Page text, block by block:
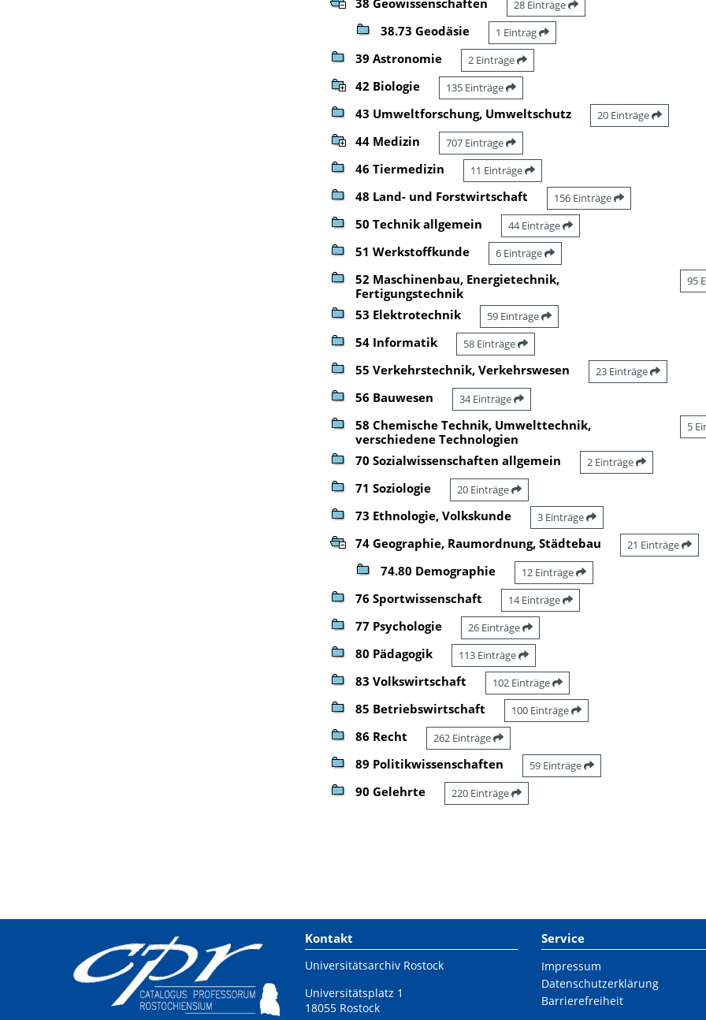
38 Geowissenschaften 28 Einträge
38.73 Geodäsie 1 Eintrag
39 Astronomie 2 Einträge
42 Biologie 135 Einträge
43 Umweltforschung, Umweltschutz 20 Einträge
44 Medizin 707 Einträge
46 Tiermedizin 11 Einträge
48 Land- und Forstwirtschaft 156 Einträge
50 Technik allgemein 44 Einträge
51 Werkstoffkunde 6 Einträge
52 Maschinenbau, Energietechnik,
Fertigungstechnik
95
53 Elektrotechnik 59 Einträge
54 Informatik 58 Einträge
55 Verkehrstechnik, Verkehrswesen 23 Einträge
56 Bauwesen 34 Einträge
58 Chemische Technik, Umwelttechnik,
verschiedene Technologien
5
70 Sozialwissenschaften allgemein 2 Einträge
71 Soziologie 20 Einträge
73 Ethnologie, Volkskunde 3 Einträge
74 Geographie, Raumordnung, Städtebau 21 Einträge
74.80 Demographie 12 Einträge
76 Sportwissenschaft 14 Einträge
77 Psychologie 26 Einträge
80 Pädagogik 113 Einträge
83 Volkswirtschaft 102 Einträge
85 Betriebswirtschaft 100 Einträge
86 Recht 262 Einträge
89 Politikwissenschaften 59 Einträge
90 Gelehrte 220 Einträge
Kontakt
Universitätsarchiv Rostock
Universitätsplatz 1
18055 Rostock
Service
Impressum
Datenschutzerklärung
Barrierefreiheit